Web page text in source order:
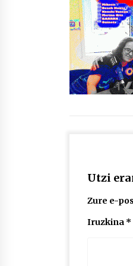
Utzi
Zure e-
Iruzkina *